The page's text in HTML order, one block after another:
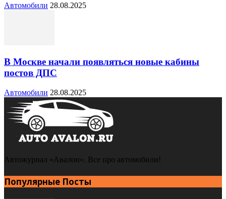
Автомобили 28.08.2025
В Москве начали появляться новые кабины
постов ДПС
Автомобили 28.08.2025
Автожурнал «Авалон». Все про автомобили!
Популярные Посты